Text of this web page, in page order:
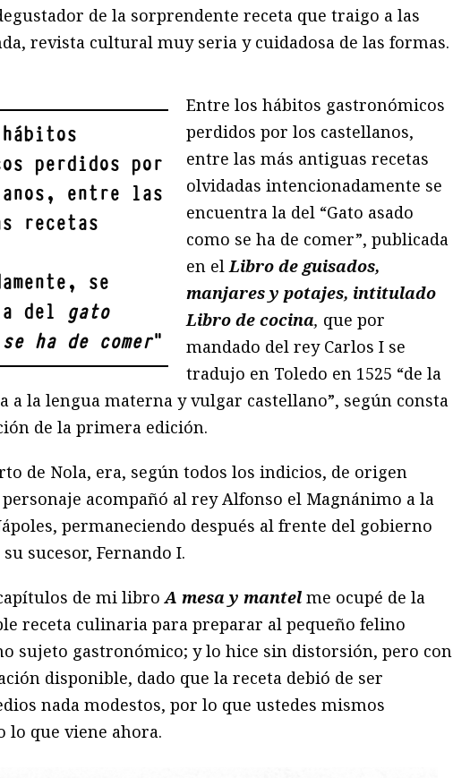
de la sorprendente receta que traigo a las
revista cultural muy seria y cuidadosa de las formas.
perdidos por
entre las
recetas
se
del gato
ha de comer"
Entre los hábitos gastronómicos
perdidos por los castellanos,
entre las más antiguas recetas
olvidadas intencionadamente se
encuentra la del “Gato asado
como se ha de comer”, publicada
en el Libro de guisados,
manjares y potajes, intitulado
Libro de cocina, que por
mandado del rey Carlos I se
tradujo en Toledo en 1525 “de la
a la lengua materna y vulgar castellano”, según consta
de la primera edición.
de Nola, era, según todos los indicios, de origen
personaje acompañó al rey Alfonso el Magnánimo a la
permaneciendo después al frente del gobierno
sucesor, Fernando I.
de mi libroA mesa y mantel me ocupé de la
receta culinaria para preparar al pequeño felino
sujeto gastronómico; y lo hice sin distorsión, pero con
disponible, dado que la receta debió de ser
nada modestos, por lo que ustedes mismos
lo que viene ahora.